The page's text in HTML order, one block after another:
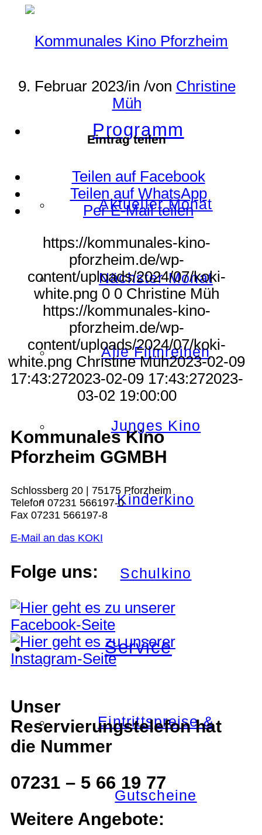
Programm
Aktueller Monat
Nächster Monat
Alle Filmreihen
Junges Kino
Kinderkino
Schulkino
Service
Eintrittspreise &
Gutscheine
9. Februar 2023/in /von Christine
Müh
Eintrag teilen
Teilen auf Facebook
Teilen auf WhatsApp
Per E-Mail teilen
https://kommunales-kino-
pforzheim.de/wp-
content/uploads/2024/07/koki-
white.png 0 0 Christine Müh
https://kommunales-kino-
pforzheim.de/wp-
content/uploads/2024/07/koki-
white.png Christine Müh2023-02-09
17:43:272023-02-09 17:43:272023-
03-02 19:00:00
Kommunales Kino
Pforzheim GGMBH
Schlossberg 20 | 75175 Pforzheim
Telefon 07231 566197-0
Fax 07231 566197-8
E-Mail an das KOKI
Folge uns:
Unser
Reservierungstelefon hat
die Nummer
07231 – 5 66 19 77
Weitere Angebote: